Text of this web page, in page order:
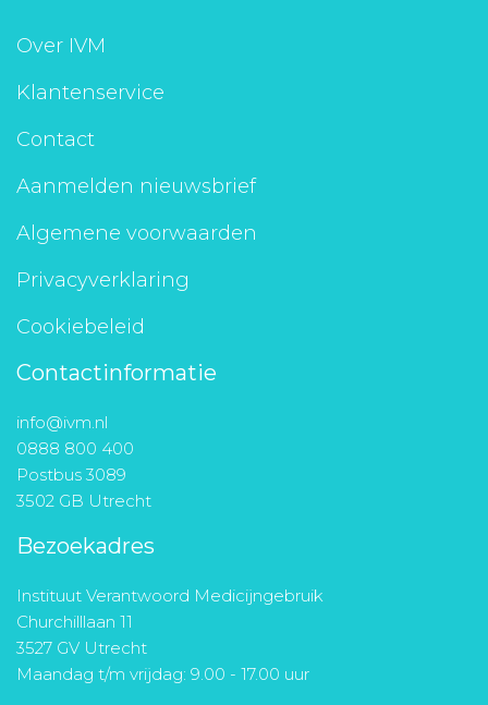
Over IVM
Klantenservice
Contact
Aanmelden nieuwsbrief
Algemene voorwaarden
Privacyverklaring
Cookiebeleid
Contactinformatie
info@ivm.nl
0888 800 400
Postbus 3089
3502 GB Utrecht
Bezoekadres
Instituut Verantwoord Medicijngebruik
Churchilllaan 11
3527 GV Utrecht
Maandag t/m vrijdag: 9.00 - 17.00 uur